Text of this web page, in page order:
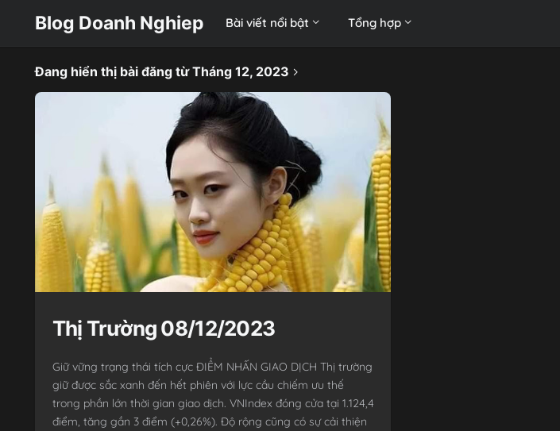
Blog Doanh Nghiep Bài viết nổi bật Tổng hợp
Đang hiển thị bài đăng từ Tháng 12, 2023
Thị Trường 08/12/2023
Giữ vững trạng thái tích cực ĐIỂM NHẤN GIAO DỊCH Thị trường
giữ được sắc xanh đến hết phiên với lực cầu chiếm ưu thế
trong phần lớn thời gian giao dịch. VNIndex đóng cửa tại 1.124,4
điểm, tăng gần 3 điểm (+0,26%). Độ rộng cũng có sự cải thiện